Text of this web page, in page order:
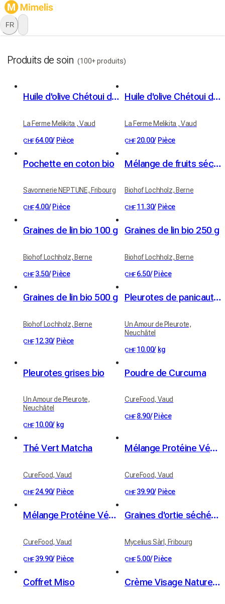
FR
Produits de soin (100+ produits)
Huile d'olive Chétoui du Domaine de Béja (Tunisie) - 1 litre
La Ferme Melikita , Vaud
CHF 64.00/ Pièce
Huile d'olive Chétoui du Domaine de Béja (Tunisie) - 250 ml
La Ferme Melikita , Vaud
CHF 20.00/ Pièce
Pochette en coton bio
Savonnerie NEPTUNE, Fribourg
CHF4.00/ Pièce
Mélange de fruits séchés bio 100 g
Biohof Lochholz, Berne
CHF 11.30/ Pièce
Graines de lin bio 100 g
Biohof Lochholz, Berne
CHF 3.50/ Pièce
Graines de lin bio 250 g
Biohof Lochholz, Berne
CHF 6.50/ Pièce
Graines de lin bio 500 g
Biohof Lochholz, Berne
CHF 12.30/ Pièce
Pleurotes de panicaut (Eryngii)
Un Amour de Pleurote,
Neuchâtel
CHF 10.00/ kg
Pleurotes grises bio
Un Amour de Pleurote,
Neuchâtel
CHF 10.00/ kg
Poudre de Curcuma
CureFood, Vaud
CHF 8.90/ Pièce
Thé Vert Matcha
CureFood, Vaud
CHF 24.90/ Pièce
Mélange Protéine Végétale Chocolat
CureFood, Vaud
CHF 39.90/ Pièce
Mélange Protéine Végétale Cannelle
CureFood, Vaud
CHF 39.90/ Pièce
Graines d'ortie séchées (20g)
Mycelius Sàrl, Fribourg
CHF 5.00/ Pièce
Coffret Miso Crème Visage Naturelle Fleur d'Immortelle